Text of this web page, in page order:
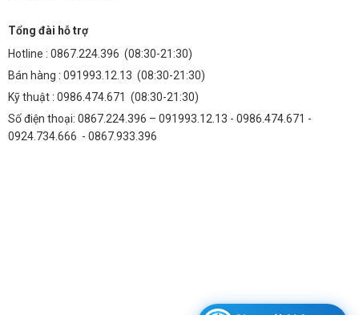
Chip LED đèn đường phố OEM Philips M11 công suất 200W ánh sáng
Tổng đài hỗ trợ
Hotline : 0867.224.396 (08:30-21:30)
Bán hàng : 091993.12.13 (08:30-21:30)
Kỹ thuật : 0986.474.671 (08:30-21:30)
Số điện thoại: 0867.224.396 – 091993.12.13 - 0986.474.671 -
0924.734.666 - 0867.933.396